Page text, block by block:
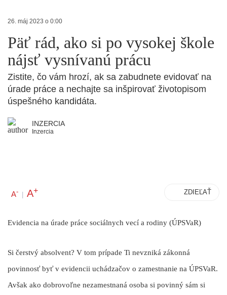
26. máj 2023 o 0:00
Päť rád, ako si po vysokej škole
nájsť vysnívanú prácu
Zistite, čo vám hrozí, ak sa zabudnete evidovať na
úrade práce a nechajte sa inšpirovať životopisom
úspešného kandidáta.
INZERCIA
Inzercia
A- | A+ ZDIEĽAŤ
Evidencia na úrade práce sociálnych vecí a rodiny (ÚPSVaR)
Si čerstvý absolvent? V tom prípade Ti nevzniká zákonná
povinnosť byť v evidencii uchádzačov o zamestnanie na ÚPSVaR.
Avšak ako dobrovoľne nezamestnaná osoba si povinný sám si